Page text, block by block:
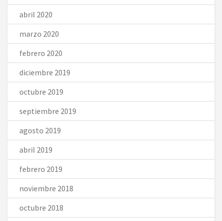
abril 2020
marzo 2020
febrero 2020
diciembre 2019
octubre 2019
septiembre 2019
agosto 2019
abril 2019
febrero 2019
noviembre 2018
octubre 2018